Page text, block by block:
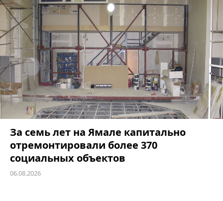
За семь лет на Ямале капитально
отремонтировали более 370
социальных объектов
06.08.2026